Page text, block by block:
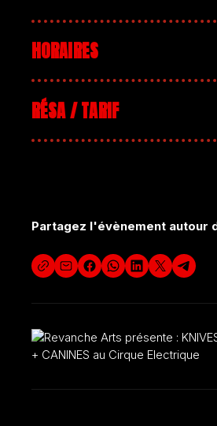
HORAIRES
RÉSA / TARIF
Partagez l'évènement autour